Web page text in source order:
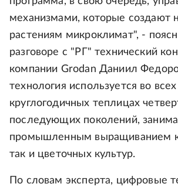
механизмами, которые создают
растениям микроклимат", -
разговоре с "РГ" технический
компании Grodan Даниил
технология используется во всех
круглогодичных теплицах
последующих поколений,
промышленным выращиванием
так и цветочных культур.
По словам эксперта, цифровые